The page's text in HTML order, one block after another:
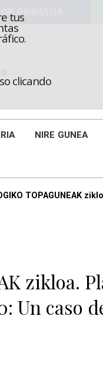
tus
clicando
NIRE GUNEA
TOPAGUNEAK
zikloa.
Un caso